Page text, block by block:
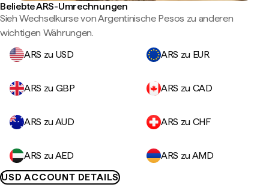
Beliebte ARS-Umrechnungen
Sieh Wechselkurse von Argentinische Pesos zu anderen
wichtigen Währungen.
ARS zu USD
ARS zu EUR
ARS zu GBP ARS zu CAD
ARS zu AUD ARS zu CHF
ARS zu AED
ARS zu AMD
USD ACCOUNT DETAILS